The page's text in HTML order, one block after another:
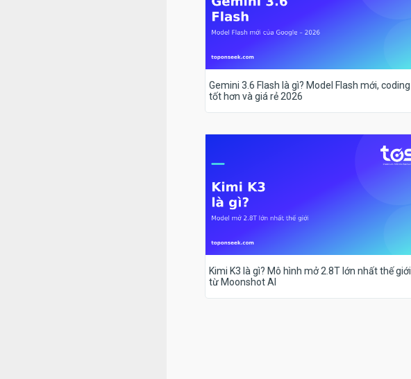
Gemini 3.6 Flash là gì? Model Flash mới, coding
tốt hơn và giá rẻ 2026
Kimi K3 là gì? Mô hình mở 2.8T lớn nhất thế giới
từ Moonshot AI